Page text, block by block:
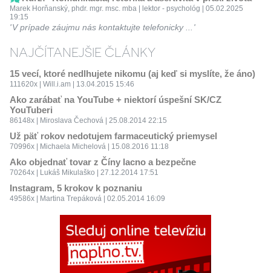
Marek Horňanský, phdr. mgr. msc. mba | lektor - psychológ | 05.02.2025
19:15
V prípade záujmu nás kontaktujte telefonicky ...
NAJČÍTANEJŠIE ČLÁNKY
15 vecí, ktoré nedlhujete nikomu (aj keď si myslíte, že áno)
111620x | Will.i.am | 13.04.2015 15:46
Ako zarábať na YouTube + niektorí úspešní SK/CZ
YouTuberi
86148x | Miroslava Čechová | 25.08.2014 22:15
Už päť rokov nedotujem farmaceutický priemysel
70996x | Michaela Michelová | 15.08.2016 11:18
Ako objednať tovar z Číny lacno a bezpečne
70264x | Lukáš Mikulaško | 27.12.2014 17:51
Instagram, 5 krokov k poznaniu
49586x | Martina Trepáková | 02.05.2014 16:09